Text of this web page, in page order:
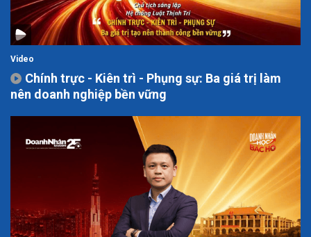
Video
Chính trực - Kiên trì - Phụng sự: Ba giá trị làm
nên doanh nghiệp bền vững